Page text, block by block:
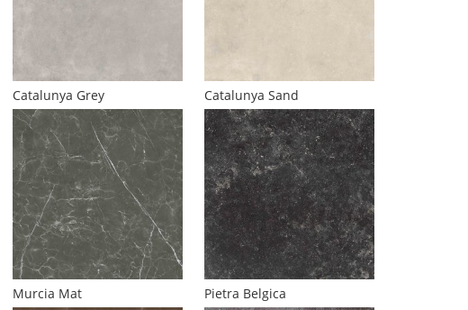
Catalunya Grey Catalunya Sand
Murcia Mat Pietra Belgica